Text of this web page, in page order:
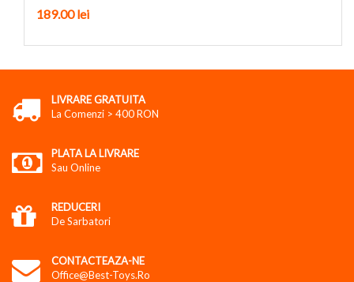
189.00lei
LIVRARE GRATUITA
La Comenzi > 400 RON
PLATA LA LIVRARE
Sau Online
REDUCERI
De Sarbatori
CONTACTEAZA-NE
Office@best-Toys.ro